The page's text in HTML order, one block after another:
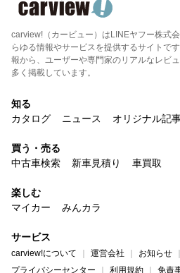
carview!（カービュー）はLINEヤフー株式
らゆる情報やサービスを提供するサイトで
報から、ユーザーや専門家のリアルなレビ
多く掲載しています。
知る
カタログ
ニュース オリジナル記
買う・売る
中古車検索
新車見積り 車買取
楽しむ
マイカー
みんカラ
サービス
carview!について 運営会社 お知らせ
プライバシーセンター
利用規約 免責